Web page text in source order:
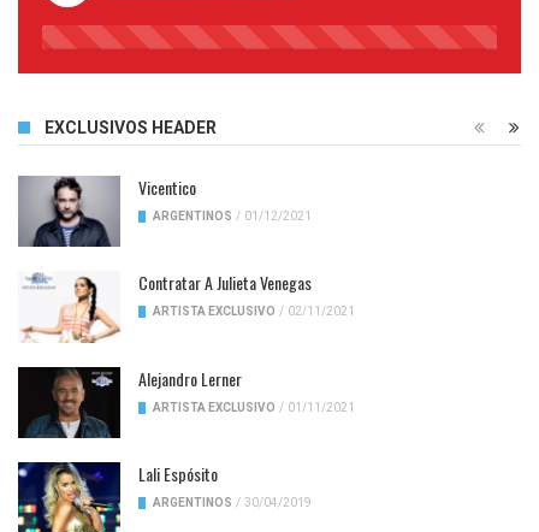
45%
EXCLUSIVOS HEADER
Vicentico
ARGENTINOS / 01/12/2021
Contratar A Julieta Venegas
ARTISTA EXCLUSIVO / 02/11/2021
Alejandro Lerner
ARTISTA EXCLUSIVO / 01/11/2021
Lali Espósito
ARGENTINOS / 30/04/2019